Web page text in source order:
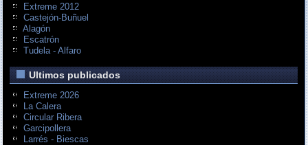
Extreme 2012
Castejón-Buñuel
Alagón
Escatrón
Tudela - Alfaro
Ultimos publicados
Extreme 2026
La Calera
Circular Ribera
Garcipollera
Larrés - Biescas